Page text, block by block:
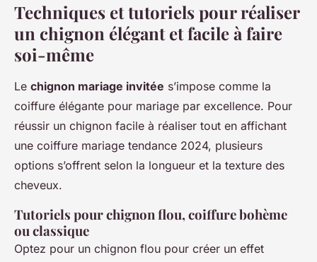
Techniques et tutoriels pour réaliser
un chignon élégant et facile à faire
soi-même
Le chignon mariage invitée s’impose comme la
coiffure élégante pour mariage par excellence. Pour
réussir un chignon facile à réaliser tout en affichant
une coiffure mariage tendance 2024, plusieurs
options s’offrent selon la longueur et la texture des
cheveux.
Tutoriels pour chignon flou, coiffure bohème
ou classique
Optez pour un chignon flou pour créer un effet